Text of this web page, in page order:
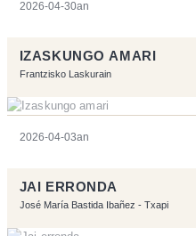
2026-04-30an
IZASKUNGO AMARI
Frantzisko Laskurain
2026-04-03an
JAI ERRONDA
José María Bastida Ibañez - Txapi